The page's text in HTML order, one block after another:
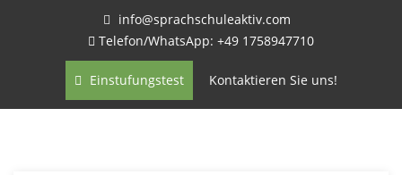
info@sprachschuleaktiv.com
Telefon/WhatsApp: +49 1758947710
Einstufungstest Kontaktieren Sie uns!